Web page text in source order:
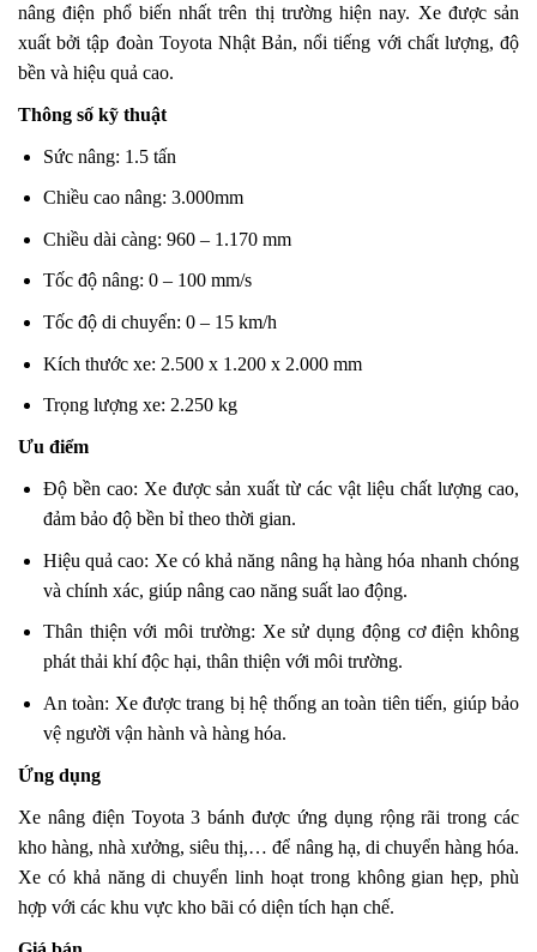
nâng điện phổ biến nhất trên thị trường hiện nay. Xe được sản
xuất bởi tập đoàn Toyota Nhật Bản, nổi tiếng với chất lượng, độ
bền và hiệu quả cao.
Thông số kỹ thuật
Sức nâng: 1.5 tấn
Chiều cao nâng: 3.000mm
Chiều dài càng: 960 – 1.170 mm
Tốc độ nâng: 0 – 100 mm/s
Tốc độ di chuyển: 0 – 15 km/h
Kích thước xe: 2.500 x 1.200 x 2.000 mm
Trọng lượng xe: 2.250 kg
Ưu điểm
Độ bền cao: Xe được sản xuất từ các vật liệu chất lượng cao,
đảm bảo độ bền bỉ theo thời gian.
Hiệu quả cao: Xe có khả năng nâng hạ hàng hóa nhanh chóng
và chính xác, giúp nâng cao năng suất lao động.
Thân thiện với môi trường: Xe sử dụng động cơ điện không
phát thải khí độc hại, thân thiện với môi trường.
An toàn: Xe được trang bị hệ thống an toàn tiên tiến, giúp bảo
vệ người vận hành và hàng hóa.
Ứng dụng
Xe nâng điện Toyota 3 bánh được ứng dụng rộng rãi trong các
kho hàng, nhà xưởng, siêu thị,… để nâng hạ, di chuyển hàng hóa.
Xe có khả năng di chuyển linh hoạt trong không gian hẹp, phù
hợp với các khu vực kho bãi có diện tích hạn chế.